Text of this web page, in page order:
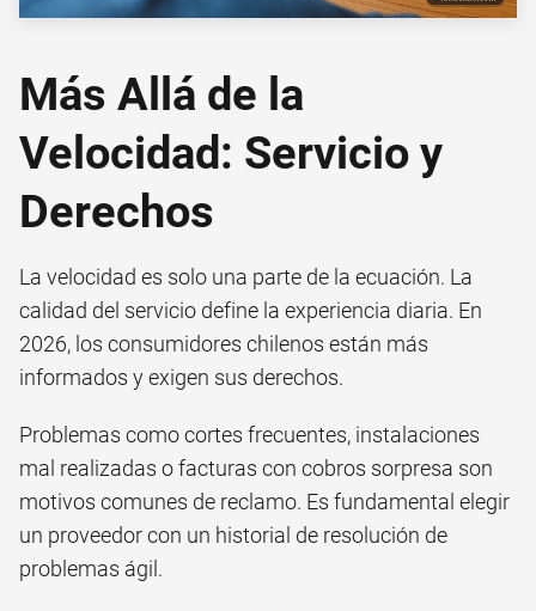
Más Allá de la
Velocidad: Servicio y
Derechos
La velocidad es solo una parte de la ecuación. La
calidad del servicio define la experiencia diaria. En
2026, los consumidores chilenos están más
informados y exigen sus derechos.
Problemas como cortes frecuentes, instalaciones
mal realizadas o facturas con cobros sorpresa son
motivos comunes de reclamo. Es fundamental elegir
un proveedor con un historial de resolución de
problemas ágil.